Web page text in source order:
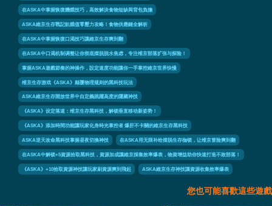
在ASKA中掌握恢復饑餓技巧，高效解決食物短缺與背包負擔
ASKA維京生存戰記飢餓值零壓力攻略！食物供應鏈全解析
在ASKA中掌握恢復口渴技巧讓維京生存爽到翻
在ASKA中口渴机制调整让你彻底摆脱脱水焦虑，专注维京部落扩张与探险！
掌握ASKA遊戲節奏的神操作，設定速度功能讓你一手掌控維京世界快慢
维京生存游戏《ASKA》颠覆物理规则的黑科技玩法
ASKA維京生存開放世界中自定義跳躍高度的隱藏神技
《ASKA》设定落速：维京生存黑科技，解锁垂直移动新姿势！
《ASKA》添加時間功能讓玩家化身時光掌控者 爆肝不卡關的維京生存黑科技
ASKA逆天改命黑科技掌握昼夜切換神技 在ASKA用无限补给摆脱生存枷锁，让维京冒险爽到翻
在ASKA中解锁+5資源拾取黑科技，資源加成讓維京採集效率爆表，物資增益助你快速打造不敗部落！
《ASKA》+10拾取資源神技讓玩家刷資源爽到飛起 ASKA維京生存神技讓資源收集效率爆表
您也可能喜歡這些遊戲